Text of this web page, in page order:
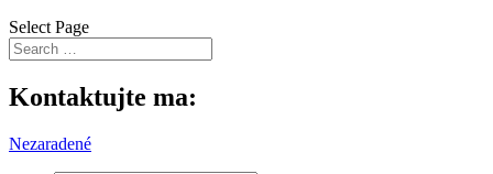
Select Page
Kontaktujte ma:
Nezaradené